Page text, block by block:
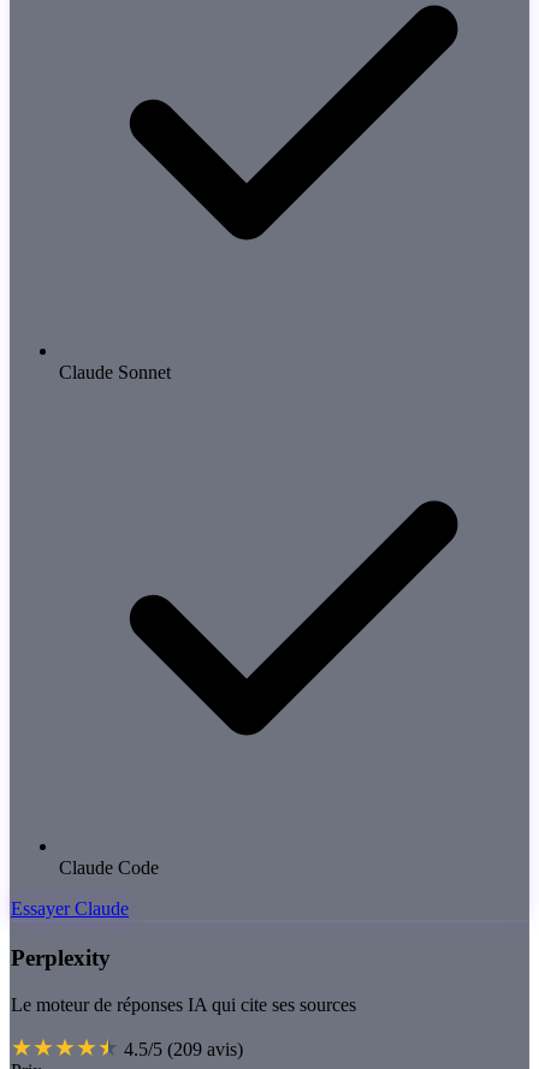
Claude Sonnet
Claude Code
Essayer Claude
Perplexity
Le moteur de réponses IA qui cite ses sources
4.5/5 (209 avis)